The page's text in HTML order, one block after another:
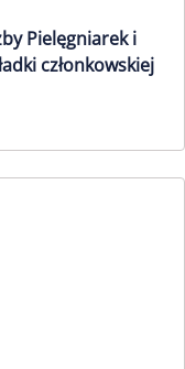
Pielęgniarek i
członkowskiej